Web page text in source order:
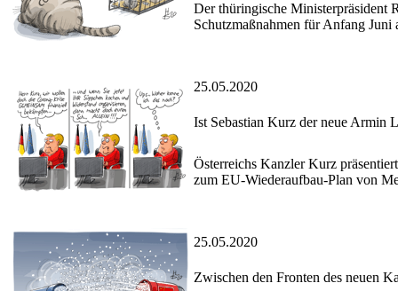
Der thüringische Ministerpräsident
Schutzmaßnahmen für Anfang Juni
25.05.2020
Ist Sebastian Kurz der neue Armin
Österreichs Kanzler Kurz
zum EU-Wiederaufbau-Plan von
25.05.2020
Zwischen den Fronten des neuen